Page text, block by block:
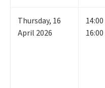
Thursday, 16
April 2026
16:00